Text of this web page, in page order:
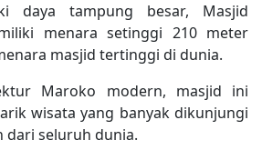
daya tampung besar, Masjid
menara setinggi 210 meter
masjid tertinggi di dunia.
Maroko modern, masjid ini
wisata yang banyak dikunjungi
dari seluruh dunia.